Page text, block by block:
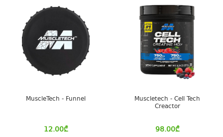
MuscleTech - Funnel
12.00₾
Muscletech - Cell Tech
Creactor
98.00₾